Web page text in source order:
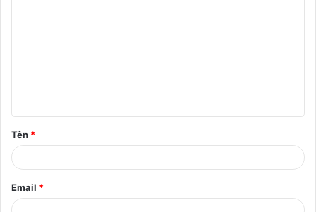
ậ
n
*
Tên *
Email *